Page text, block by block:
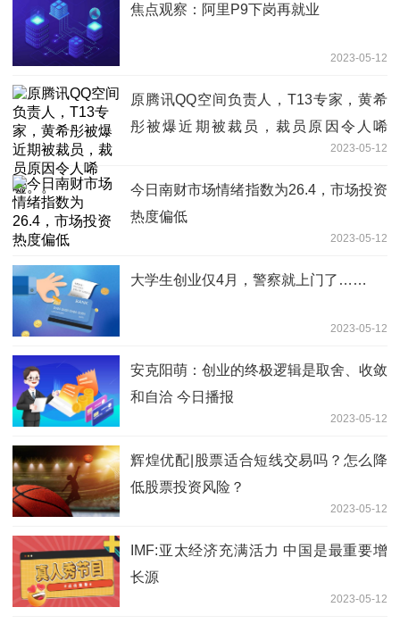
焦点观察：阿里P9下岗再就业
2023-05-12
原腾讯QQ空间负责人，T13专家，黄希
彤被爆近期被裁员，裁员原因令人唏
2023-05-12
今日南财市场情绪指数为26.4，市场投资
热度偏低
2023-05-12
大学生创业仅4月，警察就上门了……
2023-05-12
安克阳萌：创业的终极逻辑是取舍、收敛
和自洽 今日播报
2023-05-12
辉煌优配|股票适合短线交易吗？怎么降
低股票投资风险？
2023-05-12
IMF:亚太经济充满活力 中国是最重要增
长源
2023-05-12